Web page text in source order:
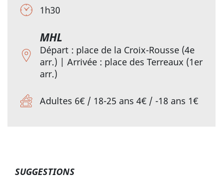
1h30
MHL
Départ : place de la Croix-Rousse (4e
arr.) | Arrivée : place des Terreaux (1er
arr.)
Adultes 6€ / 18-25 ans 4€ / -18 ans 1€
SUGGESTIONS